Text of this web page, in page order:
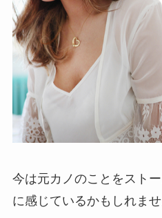
今は元カノのことをスト
に感じているかもしれませ